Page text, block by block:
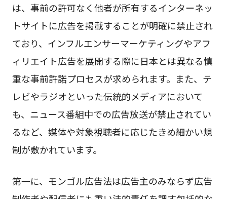
は、事前の許可なく他者が所有するインターネッ
トサイトに広告を掲載することが明確に禁止され
ており、インフルエンサーマーケティングやアフ
ィリエイト広告を展開する際に日本とは異なる慎
重な事前許諾プロセスが求められます。また、テ
レビやラジオといった伝統的メディアにおいて
も、ニュース番組中での広告放送が禁止されてい
るなど、媒体や対象視聴者に応じたきめ細かい規
制が敷かれています。
第一に、モンゴル広告法は広告主のみならず広告